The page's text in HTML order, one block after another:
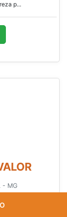
p...
- MG
que mais se